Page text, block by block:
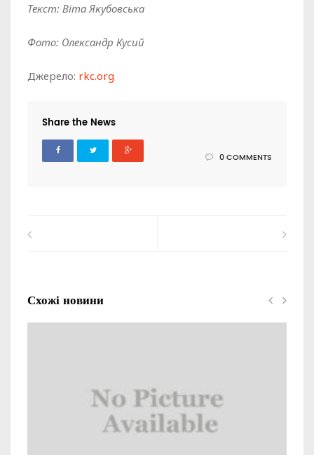
Текст: Віта Якубовська
Фото: Олександр Кусий
Джерело: rkc.org
Share the News
0 COMMENTS
Схожі новини